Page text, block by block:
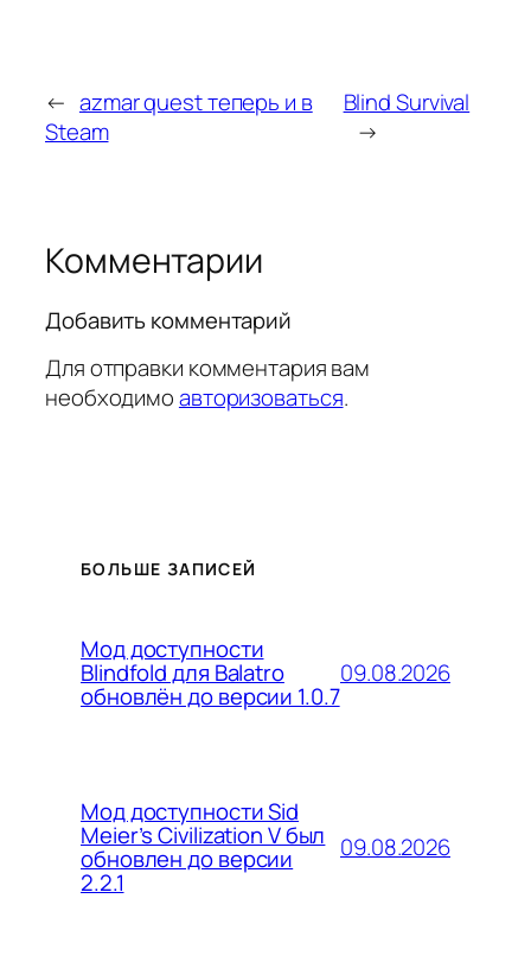
← azmar quest теперь и в
Steam
Blind Survival
→
Комментарии
Добавить комментарий
Для отправки комментария вам
необходимоавторизоваться.
БОЛЬШЕ ЗАПИСЕЙ
Мод доступности
Blindfold для Balatro
обновлён до версии 1.0.7
09.08.2026
Мод доступности Sid
Meier’s Civilization V был
обновлен до версии
2.2.1
09.08.2026